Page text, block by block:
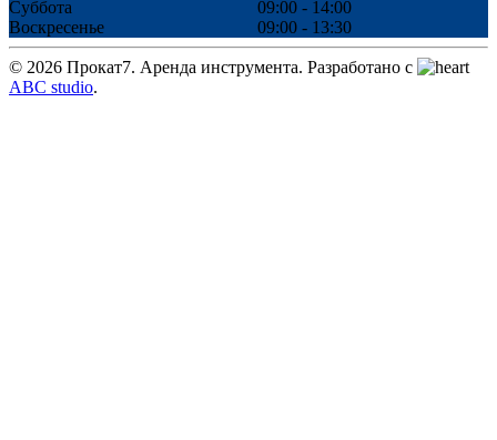
Суббота
09:00 - 14:00
Воскресенье
09:00 - 13:30
© 2026 Прокат7. Аренда инструмента. Разработано c
ABC studio.